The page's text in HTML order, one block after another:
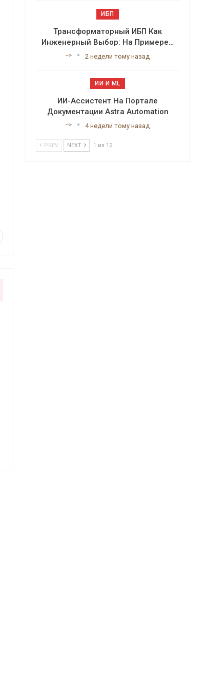
ИБП
Трансформаторный ИБП Как
Инженерный Выбор: На Примере…
--> 2 недели тому назад
ИИ И ML
ИИ-Ассистент На Портале
Документации Astra Automation
--> 4 недели тому назад
PREV NEXT 1 из 12